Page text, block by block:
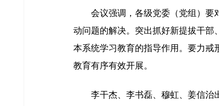
会议强调，各级党委（党组）要
动问题的解决。突出抓好新提拔干
本系统学习教育的指导作用。要力戒
教育有序有效开展。
李干杰、李书磊、穆虹、姜信治